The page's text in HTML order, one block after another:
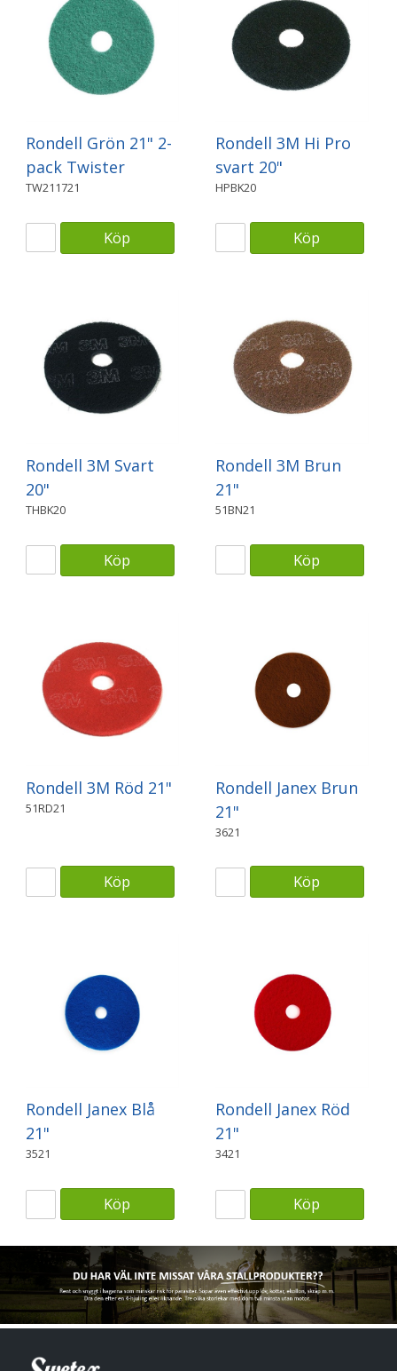
Rondell Grön 21" 2-
pack Twister
TW211721
Köp
Rondell 3M Hi Pro
svart 20"
HPBK20
Köp
Rondell 3M Svart
20"
THBK20
Köp
Rondell 3M Brun
21"
51BN21
Köp
Rondell 3M Röd 21"
51RD21
Köp
Rondell Janex Brun
21"
3621
Köp
Rondell Janex Blå
21"
3521
Köp
Rondell Janex Röd
21"
3421
Köp